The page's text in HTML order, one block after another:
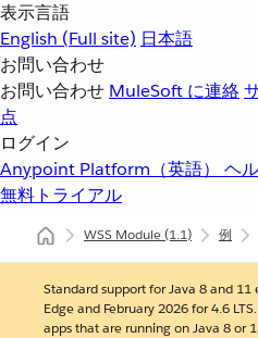
表示言語
English (Full site) 日本語
お問い合わせ
お問い合わせ MuleSoft に連絡
点
ログイン
Anypoint Platform（英語） ヘ
無料トライアル
WSS Module(1.1) 例
Standard support for Java 8 and
Edge and February 2026 for 4.6
apps that are running on Java 8 or